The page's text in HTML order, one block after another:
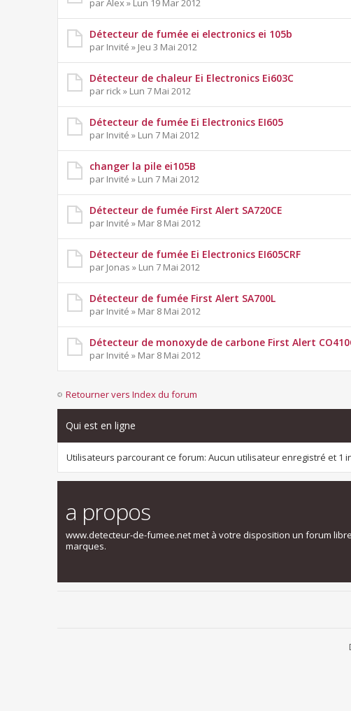
par Alex » Lun 19 Mar 2012
Détecteur de fumée ei electronics ei 105b
par Invité » Jeu 3 Mai 2012
Détecteur de chaleur Ei Electronics Ei603C
par rick » Lun 7 Mai 2012
Détecteur de fumée Ei Electronics EI605
par Invité » Lun 7 Mai 2012
changer la pile ei105B
par Invité » Lun 7 Mai 2012
Détecteur de fumée First Alert SA720CE
par Invité » Mar 8 Mai 2012
Détecteur de fumée Ei Electronics EI605CRF
par Jonas » Lun 7 Mai 2012
Détecteur de fumée First Alert SA700L
par Invité » Mar 8 Mai 2012
Détecteur de monoxyde de carbone First Alert
par Invité » Mar 8 Mai 2012
Retourner vers Index du forum
Qui est en ligne
Utilisateurs parcourant ce forum: Aucun utilisateur enregistré et 1
a propos
www.detecteur-de-fumee.net met à votre disposition un forum
marques.